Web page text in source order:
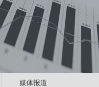
媒体报道